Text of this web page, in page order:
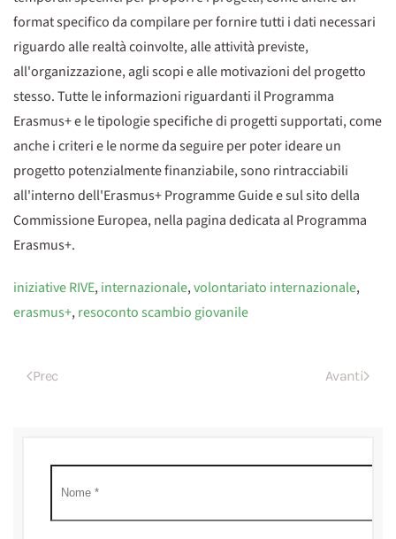
format specifico da compilare per fornire tutti i dati necessari
riguardo alle realtà coinvolte, alle attività previste,
all'organizzazione, agli scopi e alle motivazioni del progetto
stesso. Tutte le informazioni riguardanti il Programma
Erasmus+ e le tipologie specifiche di progetti supportati, come
anche i criteri e le norme da seguire per poter ideare un
progetto potenzialmente finanziabile, sono rintracciabili
all'interno dell'Erasmus+ Programme Guide e sul sito della
Commissione Europea, nella pagina dedicata al Programma
Erasmus+.
iniziative RIVE,internazionale,volontariato internazionale,
erasmus+,resoconto scambio giovanile
Prec Avanti